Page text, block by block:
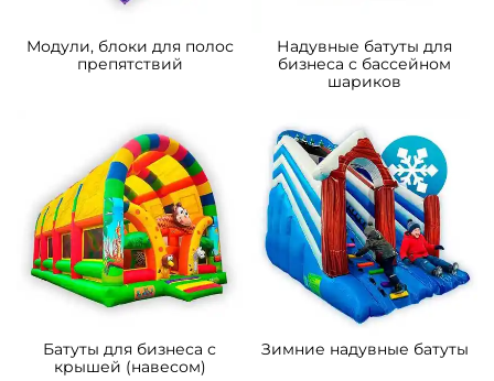
Модули, блоки для полос
препятствий
Надувные батуты для
бизнеса с бассейном
шариков
Батуты для бизнеса с
крышей (навесом)
Зимние надувные батуты